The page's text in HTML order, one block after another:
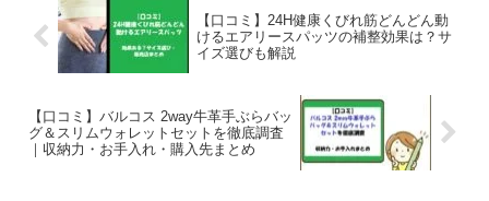
【口コミ】24H健康くびれ筋どんどん動
けるエアリースパッツの補整効果は？サ
イズ選びも解説
【口コミ】バルコス 2way牛革手ぶらバッ
グ＆スリムウォレットセットを徹底調査
｜収納力・お手入れ・購入先まとめ